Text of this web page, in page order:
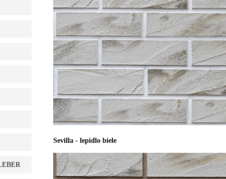
Sevilla - lepidlo biele